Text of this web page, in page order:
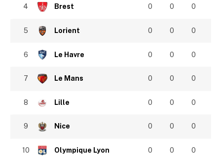
4 Brest 0 0 0
5 Lorient 0 0 0
6 Le Havre 0 0 0
7 Le Mans 0 0 0
8 Lille 0 0 0
9 Nice 0 0 0
10 Olympique Lyon 0 0 0